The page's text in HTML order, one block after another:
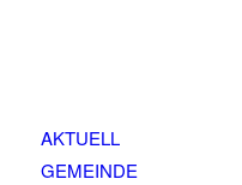
AKTUELL
GEMEINDE